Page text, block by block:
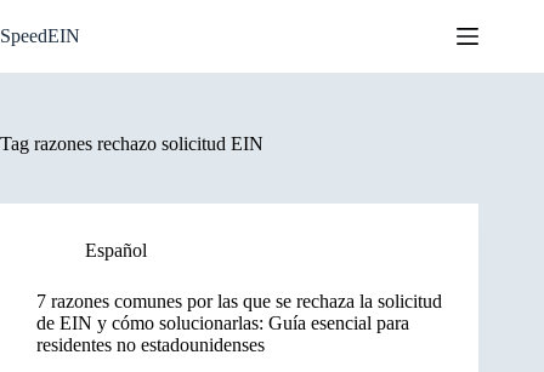
to
content
SpeedEIN
Tag razones rechazo solicitud EIN
Español
7 razones comunes por las que se rechaza la solicitud
de EIN y cómo solucionarlas: Guía esencial para
residentes no estadounidenses